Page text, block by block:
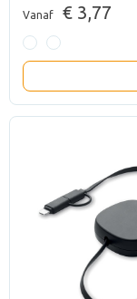
Vanaf € 3,77